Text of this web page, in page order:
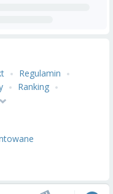
Regulamin
Ranking